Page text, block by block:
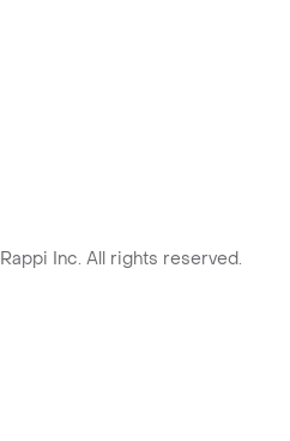
Rappi Inc. All rights reserved.